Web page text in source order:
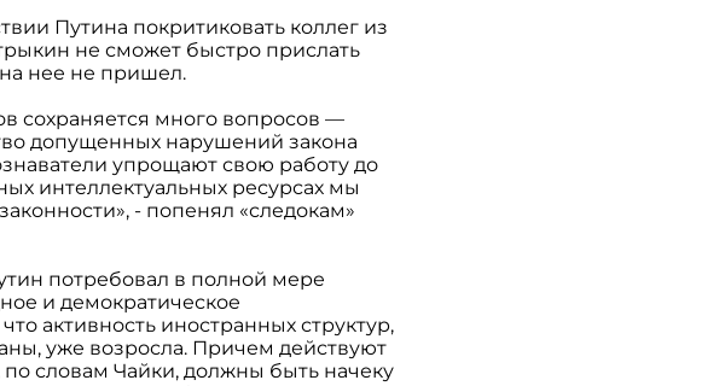
Путина покритиковать коллег из
не сможет быстро прислать
на нее не пришел.
сохраняется много вопросов —
допущенных нарушений закона
упрощают свою работу до
интеллектуальных ресурсах мы
- попенял «следокам»
потребовал в полной мере
и демократическое
активность иностранных структур,
уже возросла. Причем действуют
словам Чайки, должны быть начеку